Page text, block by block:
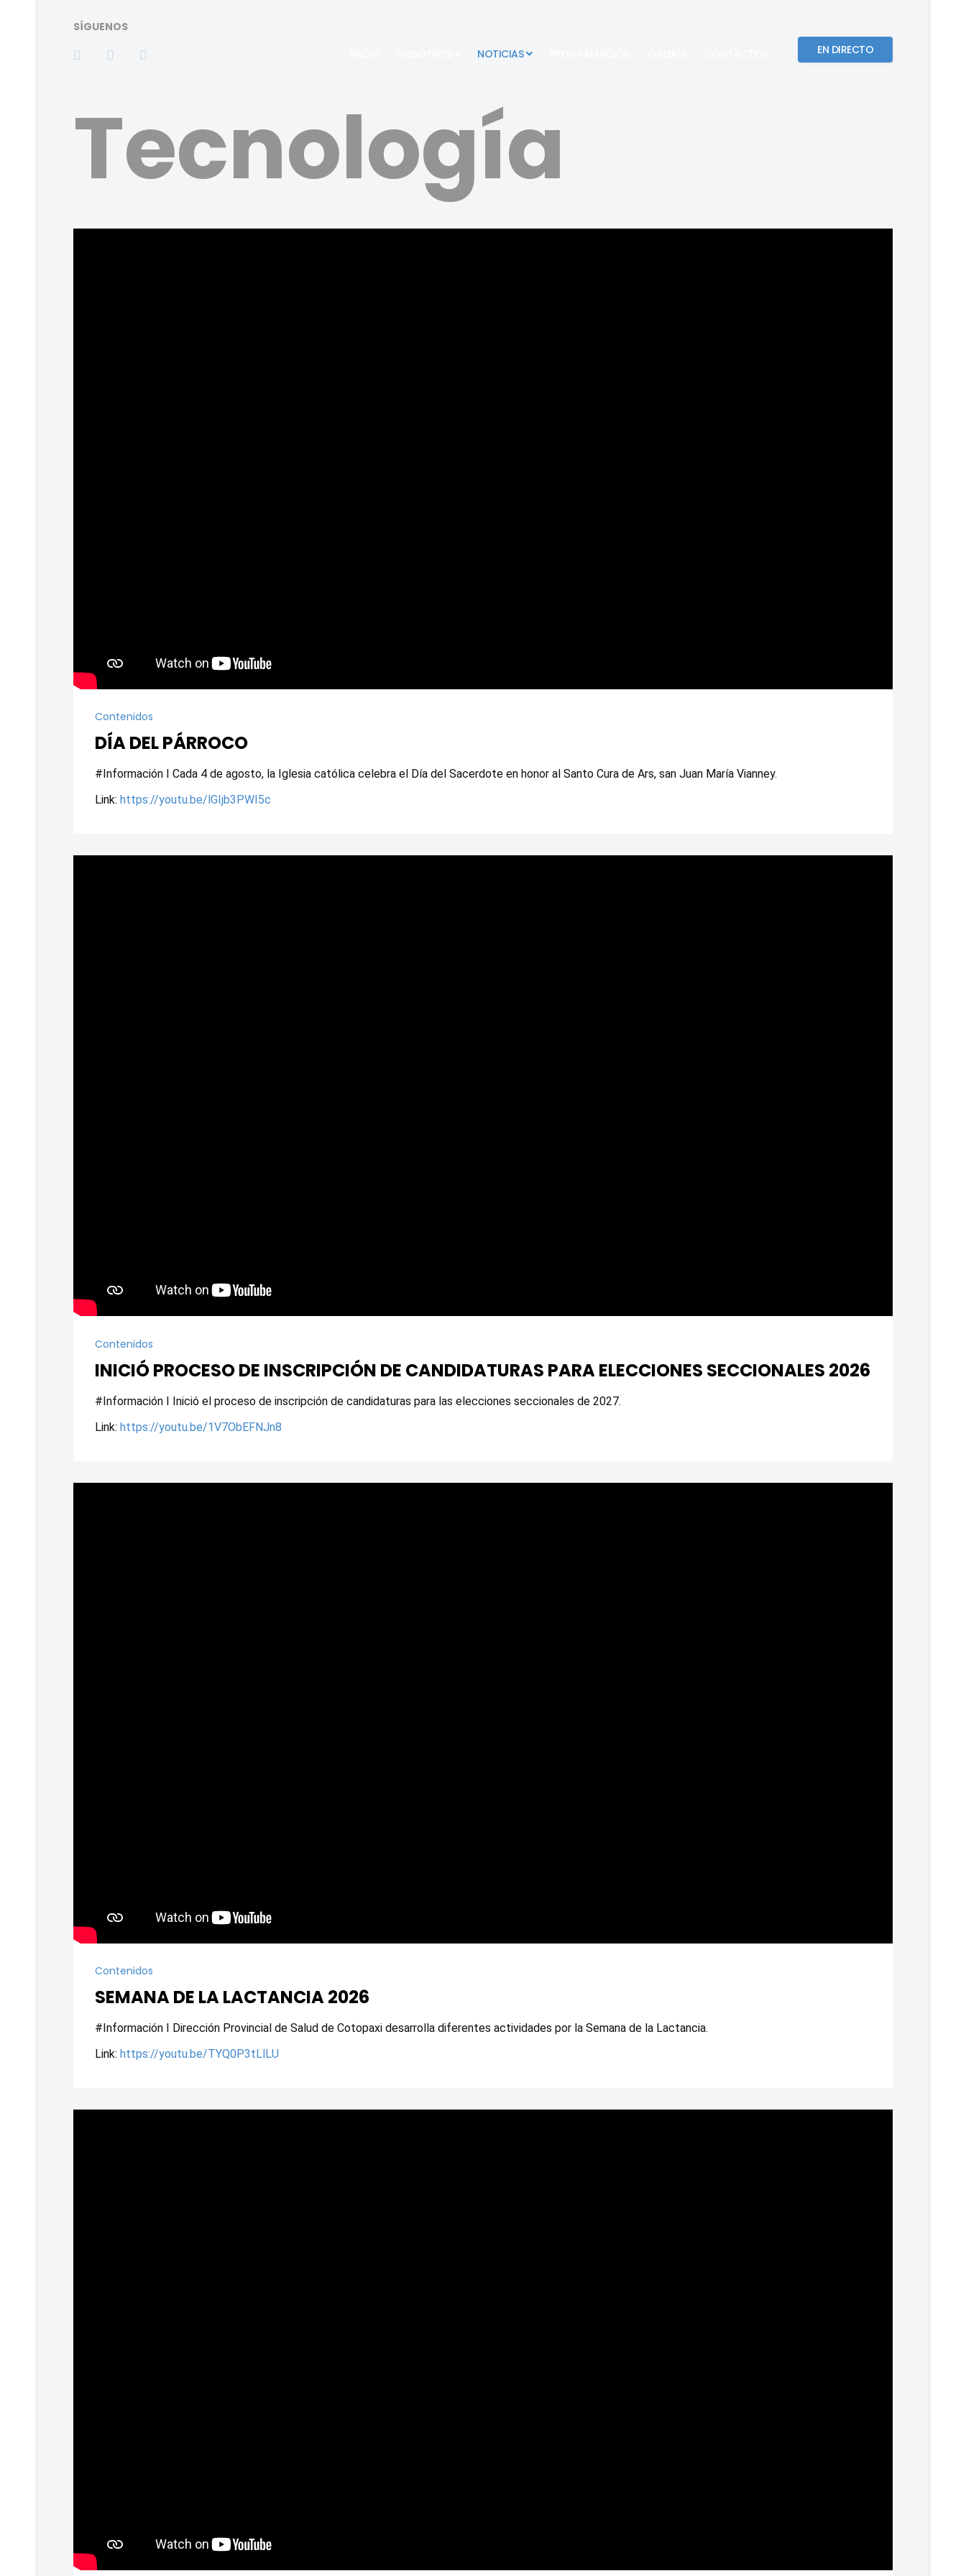
SÍGUENOS
EN DIRECTO
NOTICIAS
Tecnología
Contenidos
DÍA DEL PÁRROCO
#Información I Cada 4 de agosto, la Iglesia católica celebra el Día del Sacerdote en honor al Santo Cura de Ars, san Juan María Vianney.
Link: https://youtu.be/lGIjb3PWI5c
Contenidos
INICIÓ PROCESO DE INSCRIPCIÓN DE CANDIDATURAS PARA ELECCIONES SECCIONALES 2026
#Información I Inició el proceso de inscripción de candidaturas para las elecciones seccionales de 2027.
Link: https://youtu.be/1V7ObEFNJn8
Contenidos
SEMANA DE LA LACTANCIA 2026
#Información I Dirección Provincial de Salud de Cotopaxi desarrolla diferentes actividades por la Semana de la Lactancia.
Link: https://youtu.be/TYQ0P3tLlLU